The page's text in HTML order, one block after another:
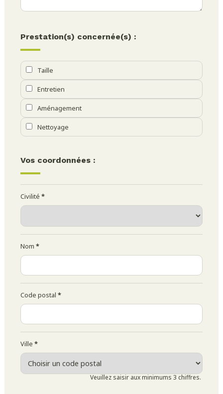
Prestation(s) concernée(s) :
Taille
Entretien
Aménagement
Nettoyage
Vos coordonnées :
Civilité *
Nom *
Code postal *
Ville *
Veuillez saisir aux minimums 3 chiffres.